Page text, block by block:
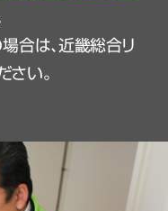
合は、近畿総合リ
さい。